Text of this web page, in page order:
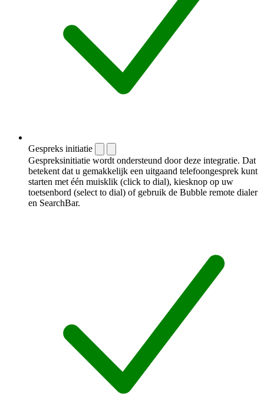
Gespreks initiatie
Gespreksinitiatie wordt ondersteund door deze integratie. Dat
betekent dat u gemakkelijk een uitgaand telefoongesprek kunt
starten met één muisklik (click to dial), kiesknop op uw
toetsenbord (select to dial) of gebruik de Bubble remote dialer
en SearchBar.